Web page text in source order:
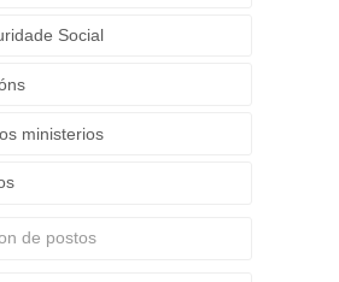
Social
ministerios
de postos